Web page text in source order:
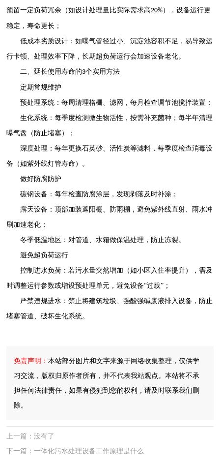
预留一定负荷冗余（如设计处理量比实际需求高20%），设备运行更
稳定，寿命更长；
低成本劣质设计：如曝气管径过小、沉淀池容积不足，易导致运
行卡顿、处理效率下降，长期超负荷运行会加速设备老化。
二、延长使用寿命的3个实用方法
定期常规维护
预处理系统：每周清理格栅、滤网，每月检查调节池搅拌装置；
生化系统：每季度检测微生物活性，按需补充菌种；每半年清理
曝气盘（防止堵塞）；
深度处理：每年更换石英砂、活性炭等滤料，每季度检查消毒设
备（如紫外线灯管寿命）。
做好防腐防护
碳钢设备：每年检查防腐涂层，发现剥落及时补涂；
露天设备：顶部加装遮阳棚、防雨棚，避免紫外线直射、雨水冲
刷加速老化；
冬季低温地区：对管道、水箱做保温处理，防止冻裂。
避免超负荷运行
控制进水负荷：若污水量突然增加（如小区入住率提升），需及
时调整运行参数或增设预处理单元，避免设备“过载”；
严禁违规进水：禁止将建筑垃圾、强酸强碱废液排入设备，防止
堵塞管道、破坏生化系统。
免责声明：本站部分图片和文字来源于网络收集整理，仅供学
习交流，版权归原作者所有，并不代表我站观点。本站将不承
担任何法律责任，如果有侵犯到您的权利，请及时联系我们删
除。
上一篇：没有了
下一篇：一体化污水处理设备工作原理是什么